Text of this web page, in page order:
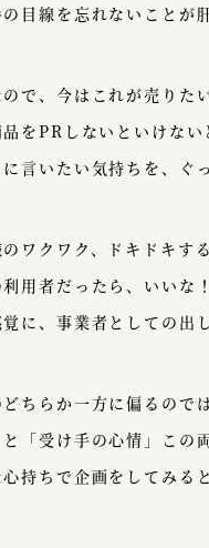
目線を忘れないことが
で、今はこれが売りた
をPRしないといけない
言いたい気持ちを、ぐ
ワクワク、ドキドキす
用者だったら、いいな
に、事業者としての出
ちらか一方に偏るので
と「受け手の心情」この
持ちで企画をしてみる